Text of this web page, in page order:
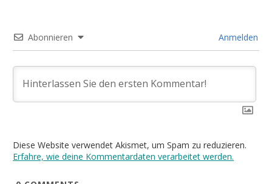
Abonnieren Anmelden
Diese Website verwendet Akismet, um Spam zu reduzieren.
Erfahre, wie deine Kommentardaten verarbeitet werden.